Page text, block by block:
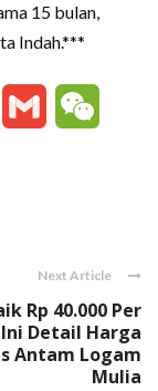
15 bulan,
Indah.***
Messenger
Gmail
Next Article
Rp 40.000 Per
Detail Harga
Antam Logam
Mulia